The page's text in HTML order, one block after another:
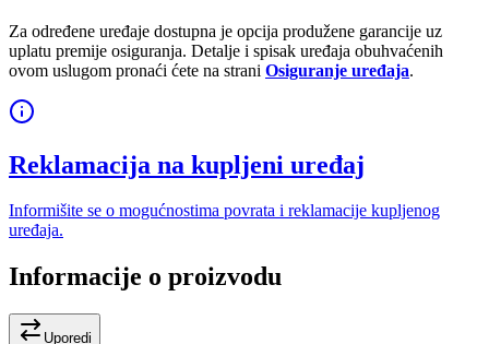
Za određene uređaje dostupna je opcija produžene garancije uz
uplatu premije osiguranja. Detalje i spisak uređaja obuhvaćenih
ovom uslugom pronaći ćete na strani Osiguranje uređaja.
Reklamacija na kupljeni uređaj
Informišite se o mogućnostima povrata i reklamacije kupljenog
uređaja.
Informacije o proizvodu
Uporedi